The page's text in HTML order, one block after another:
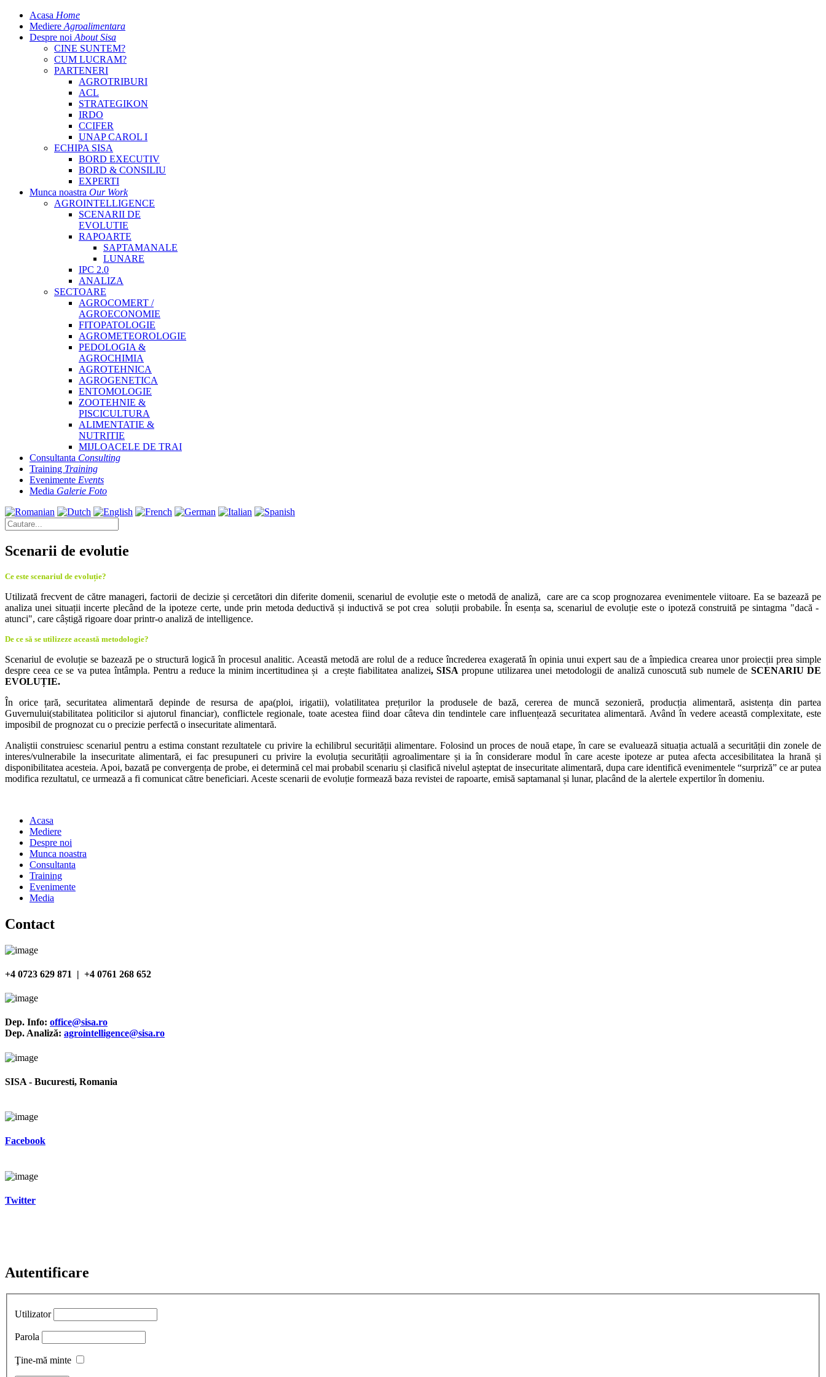
Acasa Home
Mediere Agroalimentara
Despre noi About Sisa
CINE SUNTEM?
CUM LUCRAM?
PARTENERI
AGROTRIBURI
ACL
STRATEGIKON
IRDO
CCIFER
UNAP CAROL I
ECHIPA SISA
BORD EXECUTIV
BORD & CONSILIU
EXPERTI
Munca noastra Our Work
AGROINTELLIGENCE
SCENARII DE
EVOLUTIE
RAPOARTE
SAPTAMANALE
LUNARE
IPC 2.0
ANALIZA
SECTOARE
AGROCOMERT /
AGROECONOMIE
FITOPATOLOGIE
AGROMETEOROLOGIE
PEDOLOGIA &
AGROCHIMIA
AGROTEHNICA
AGROGENETICA
ENTOMOLOGIE
ZOOTEHNIE &
PISCICULTURA
ALIMENTATIE &
NUTRITIE
MIJLOACELE DE TRAI
Consultanta Consulting
Training Training
Evenimente Events
Media Galerie Foto
Scenarii de evolutie
Ce este scenariul de evoluție?
Utilizată frecvent de către manageri, factorii de decizie și cercetători din diferite domenii, scenariul de evoluție este o metodă de analiză, care are ca scop prognozarea evenimentele viitoare. Ea se bazează pe
analiza unei situații incerte plecând de la ipoteze certe, unde prin metoda deductivă și inductivă se pot crea soluții probabile. În esența sa, scenariul de evoluție este o ipoteză construită pe sintagma "dacă -
atunci", care câștigă rigoare doar printr-o analiză de intelligence.
De ce să se utilizeze această metodologie?
Scenariul de evoluție se bazează pe o structură logică în procesul analitic. Această metodă are rolul de a reduce încrederea exagerată în opinia unui expert sau de a împiedica crearea unor proiecții prea simple
despre ceea ce se va putea întâmpla. Pentru a reduce la minim incertitudinea și a crește fiabilitatea analizei, SISA propune utilizarea unei metodologii de analiză cunoscută sub numele de SCENARIU DE
EVOLUȚIE.
În orice țară, securitatea alimentară depinde de resursa de apa(ploi, irigatii), volatilitatea prețurilor la produsele de bază, cererea de muncă sezonieră, producția alimentară, asistența din partea
Guvernului(stabilitatea politicilor si ajutorul financiar), conflictele regionale, toate acestea fiind doar câteva din tendintele care influențează securitatea alimentară. Având în vedere această complexitate, este
imposibil de prognozat cu o precizie perfectă o insecuritate alimentară.
Analiștii construiesc scenariul pentru a estima constant rezultatele cu privire la echilibrul securității alimentare. Folosind un proces de nouă etape, în care se evaluează situația actuală a securității din zonele de
interes/vulnerabile la insecuritate alimentară, ei fac presupuneri cu privire la evoluția securității agroalimentare și ia în considerare modul în care aceste ipoteze ar putea afecta accesibilitatea la hrană și
disponibilitatea acesteia. Apoi, bazată pe convergența de probe, ei determină cel mai probabil scenariu și clasifică nivelul așteptat de insecuritate alimentară, dupa care identifică evenimentele “surpriză” ce ar putea
modifica rezultatul, ce urmează a fi comunicat către beneficiari. Aceste scenarii de evoluție formează baza revistei de rapoarte, emisă saptamanal și lunar, placând de la alertele expertilor în domeniu.
Acasa
Mediere
Despre noi
Munca noastra
Consultanta
Training
Evenimente
Media
Contact
+4 0723 629 871 | +4 0761 268 652
Dep. Info: office@sisa.ro
Dep. Analiză: agrointelligence@sisa.ro
SISA - Bucuresti, Romania
Facebook
Twitter
Autentificare
Utilizator
Parola
Ţine-mă minte